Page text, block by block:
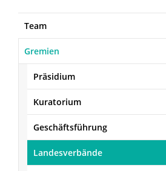
Team
Gremien
Präsidium
Kuratorium
Geschäftsführung
Landesverbände